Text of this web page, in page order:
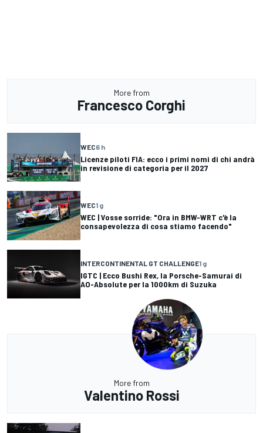
More from
Francesco Corghi
WEC6 h
Licenze piloti FIA: ecco i primi nomi di chi andrà
in revisione di categoria per il 2027
WEC1 g
WEC | Vosse sorride: "Ora in BMW-WRT c'è la
consapevolezza di cosa stiamo facendo"
INTERCONTINENTAL GT CHALLENGE1 g
IGTC | Ecco Bushi Rex, la Porsche-Samurai di
AO-Absolute per la 1000km di Suzuka
More from
Valentino Rossi